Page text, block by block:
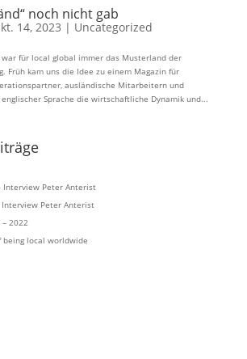
noch nicht gab
14, 2023 | Uncategorized
war für local global immer das Musterland der
Früh kam uns die Idee zu einem Magazin für
ausländische Mitarbeitern und
Sprache die wirtschaftliche Dynamik und...
Interview Peter Anterist
Interview Peter Anterist
2022
being local worldwide